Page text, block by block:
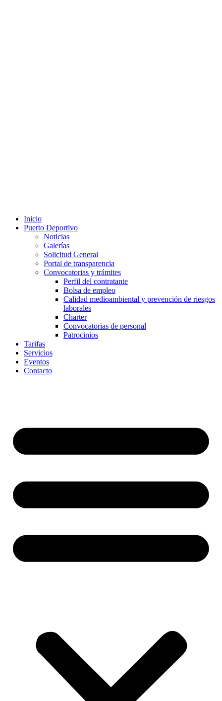
Inicio
Puerto Deportivo
Noticias
Galerías
Solicitud General
Portal de transparencia
Convocatorias y trámites
Perfil del contratante
Bolsa de empleo
Calidad medioambiental y prevención de riesgos
laborales
Charter
Convocatorias de personal
Patrocinios
Tarifas
Servicios
Eventos
Contacto